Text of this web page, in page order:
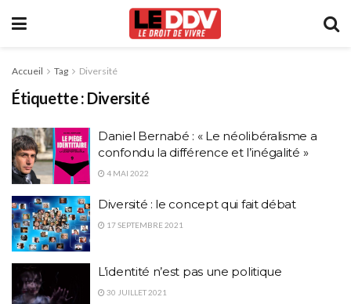
Accueil Tag Diversité
Étiquette : Diversité
Daniel Bernabé : « Le néolibéralisme a
confondu la différence et l’inégalité »
4 MAI 2022
Diversité : le concept qui fait débat
17 SEPTEMBRE 2021
L’identité n’est pas une politique
30 JUILLET 2021